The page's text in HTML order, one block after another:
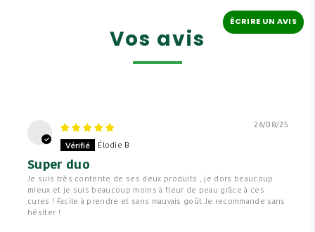
Vos avis
ÉCRIRE UN AVIS
26/08/25
Élodie B
Super duo
Je suis très contente de ses deux produits , je dors beaucoup
mieux et je suis beaucoup moins à fleur de peau grâce à ces
cures ! Facile à prendre et sans mauvais goût Je recommande sans
hésiter !